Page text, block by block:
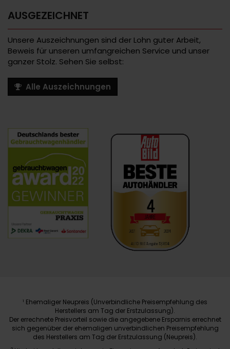
AUSGEZEICHNET
Unsere Auszeichnungen sind der Lohn guter Arbeit,
Beweis für unseren umfangreichen Service und unser
ganzer Stolz. Sehen Sie selbst:
Alle Auszeichnungen
1 Ehemaliger Neupreis (Unverbindliche Preisempfehlung des
Herstellers am Tag der Erstzulassung).
Der errechnete Preisvorteil sowie die angegebene Ersparnis errechnet
sich gegenüber der ehemaligen unverbindlichen Preisempfehlung
des Herstellers am Tag der Erstzulassung (Neupreis).